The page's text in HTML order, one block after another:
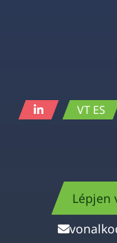
VT ES
Lépjen